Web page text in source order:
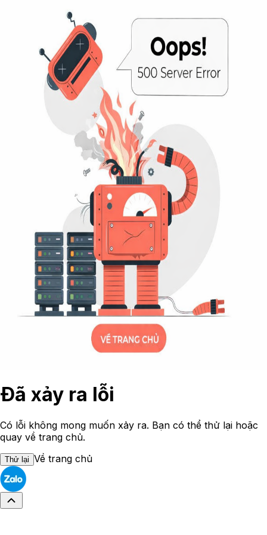
Đã xảy ra lỗi
Có lỗi không mong muốn xảy ra. Bạn có thể thử lại hoặc
quay về trang chủ.
Thử lại Về trang chủ